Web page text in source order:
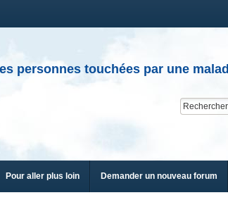
personnes touchées par une
Pour aller plus loin Demander un nouveau forum